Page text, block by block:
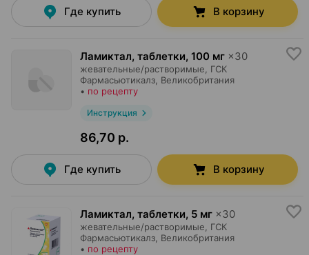
Где купить В корзину
Ламиктал, таблетки, 100 мг ×30
жевательные/растворимые,
ГСК
Фармасьютикалз , Великобритания
• по рецепту
Инструкция
86,70 р.
Где купить В корзину
Ламиктал, таблетки, 5 мг ×30
жевательные/растворимые,
ГСК
Фармасьютикалз , Великобритания
• по рецепту